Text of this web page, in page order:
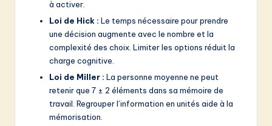
à activer.
Loi de Hick : Le temps nécessaire pour prendre
une décision augmente avec le nombre et la
complexité des choix. Limiter les options réduit la
charge cognitive.
Loi de Miller : La personne moyenne ne peut
retenir que 7 ± 2 éléments dans sa mémoire de
travail. Regrouper l’information en unités aide à la
mémorisation.